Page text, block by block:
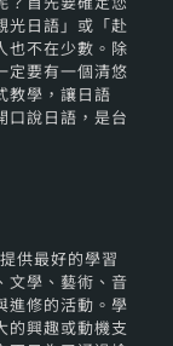
光日語」或「赴
也不在少數。除
定要有一個清悠
教學，讓日語
口說日語，是台
供最好的學習
文學、藝術、音
進修的活動。學
的興趣或動機支